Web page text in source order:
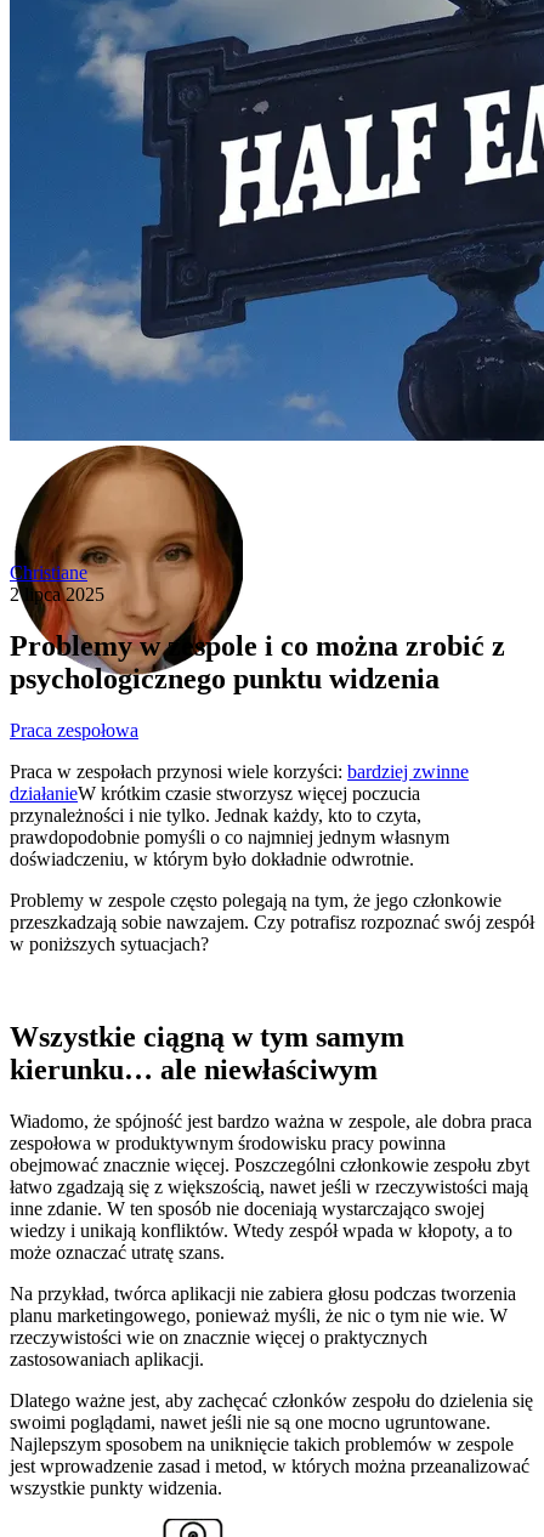
Christiane
2 lipca 2025
Problemy w zespole i co można zrobić z
psychologicznego punktu widzenia
Praca zespołowa
Praca w zespołach przynosi wiele korzyści: bardziej zwinne
działanieW krótkim czasie stworzysz więcej poczucia
przynależności i nie tylko. Jednak każdy, kto to czyta,
prawdopodobnie pomyśli o co najmniej jednym własnym
doświadczeniu, w którym było dokładnie odwrotnie.
Problemy w zespole często polegają na tym, że jego członkowie
przeszkadzają sobie nawzajem. Czy potrafisz rozpoznać swój zespół
w poniższych sytuacjach?
Wszystkie ciągną w tym samym
kierunku… ale niewłaściwym
Wiadomo, że spójność jest bardzo ważna w zespole, ale dobra praca
zespołowa w produktywnym środowisku pracy powinna
obejmować znacznie więcej. Poszczególni członkowie zespołu zbyt
łatwo zgadzają się z większością, nawet jeśli w rzeczywistości mają
inne zdanie. W ten sposób nie doceniają wystarczająco swojej
wiedzy i unikają konfliktów. Wtedy zespół wpada w kłopoty, a to
może oznaczać utratę szans.
Na przykład, twórca aplikacji nie zabiera głosu podczas tworzenia
planu marketingowego, ponieważ myśli, że nic o tym nie wie. W
rzeczywistości wie on znacznie więcej o praktycznych
zastosowaniach aplikacji.
Dlatego ważne jest, aby zachęcać członków zespołu do dzielenia się
swoimi poglądami, nawet jeśli nie są one mocno ugruntowane.
Najlepszym sposobem na uniknięcie takich problemów w zespole
jest wprowadzenie zasad i metod, w których można przeanalizować
wszystkie punkty widzenia.